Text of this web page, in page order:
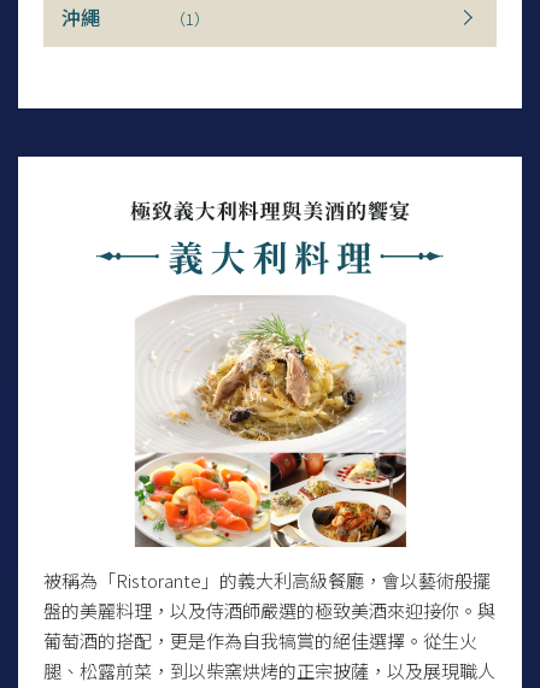
沖繩 （1）
被稱為「Ristorante」的義大利高級餐廳，會以藝術般擺
盤的美麗料理，以及侍酒師嚴選的極致美酒來迎接你。與
葡萄酒的搭配，更是作為自我犒賞的絕佳選擇。從生火
腿、松露前菜，到以柴窯烘烤的正宗披薩，以及展現職人